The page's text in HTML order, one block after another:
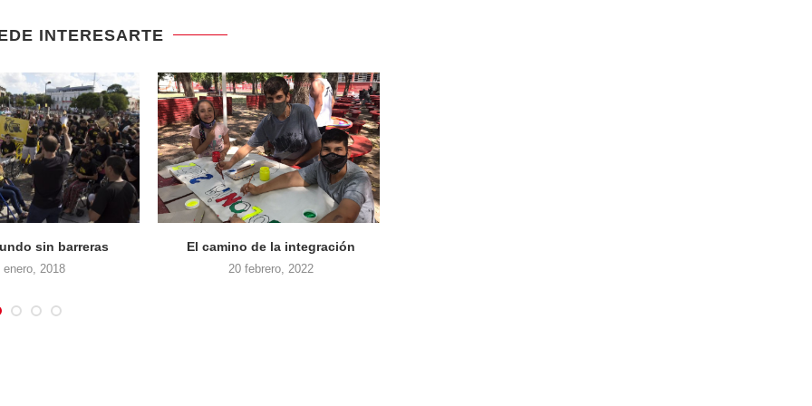
INTERESARTE
Un regalo, mil sonrisas
16 diciembre, 2018
Formación para el trabajo
27 diciembre, 2020